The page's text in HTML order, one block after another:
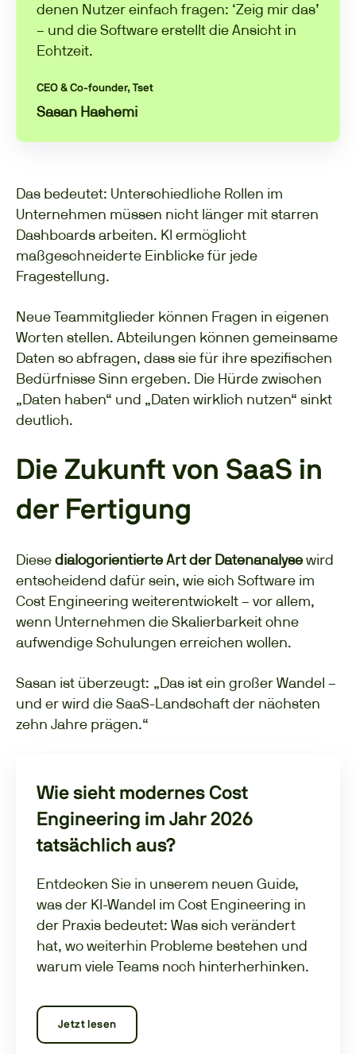
denen Nutzer einfach fragen: ‘Zeig mir das’
– und die Software erstellt die Ansicht in
Echtzeit.
CEO & Co-founder, Tset
Sasan Hashemi
Das bedeutet: Unterschiedliche Rollen im
Unternehmen müssen nicht länger mit starren
Dashboards arbeiten. KI ermöglicht
maßgeschneiderte Einblicke für jede
Fragestellung.
Neue Teammitglieder können Fragen in eigenen
Worten stellen. Abteilungen können gemeinsame
Daten so abfragen, dass sie für ihre spezifischen
Bedürfnisse Sinn ergeben. Die Hürde zwischen
„Daten haben“ und „Daten wirklich nutzen“ sinkt
deutlich.
Die Zukunft von SaaS in
der Fertigung
Diesedialogorientierte Art der Datenanalysewird
entscheidend dafür sein, wie sich Software im
Cost Engineering weiterentwickelt – vor allem,
wenn Unternehmen die Skalierbarkeit ohne
aufwendige Schulungen erreichen wollen.
Sasan ist überzeugt: „Das ist ein großer Wandel –
und er wird die SaaS-Landschaft der nächsten
zehn Jahre prägen.“
Wie sieht modernes Cost
Engineering im Jahr 2026
tatsächlich aus?
Entdecken Sie in unserem neuen Guide,
was der KI-Wandel im Cost Engineering in
der Praxis bedeutet: Was sich verändert
hat, wo weiterhin Probleme bestehen und
warum viele Teams noch hinterherhinken.
Jetzt lesen